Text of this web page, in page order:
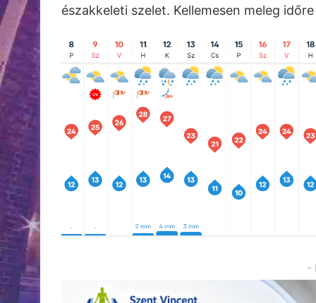
északkeleti szelet. Kellemesen meleg
-